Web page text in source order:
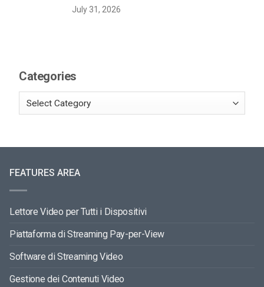
July 31, 2026
Categories
FEATURES AREA
Lettore Video per Tutti i Dispositivi
Piattaforma di Streaming Pay-per-View
Software di Streaming Video
Gestione dei Contenuti Video